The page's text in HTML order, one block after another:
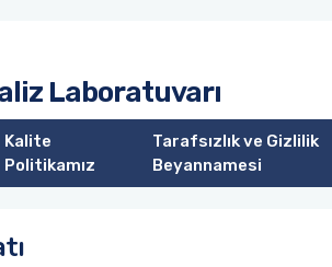
Laboratuvarı
Kalite
Politikamız
Tarafsızlık ve Gizlilik
Beyannamesi